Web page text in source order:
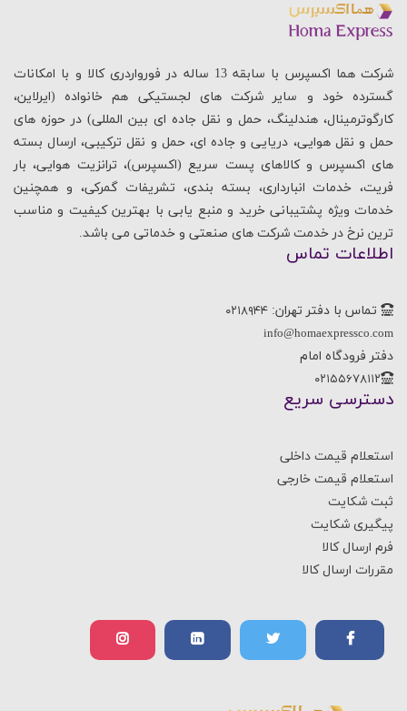
شرکت هما اکسپرس با سابقه 13 ساله در فورواردری کالا و با امکانات
گسترده خود و سایر شرکت های لجستیکی هم خانواده (ایرلاین،
کارگوترمینال، هندلینگ، حمل و نقل جاده ای بین المللی) در حوزه های
حمل و نقل هوایی، دریایی و جاده ای، حمل و نقل ترکیبی، ارسال بسته
های اکسپرس و کالاهای پست سریع (اکسپرس)، ترانزیت هوایی، بار
فریت، خدمات انبارداری، بسته بندی، تشریفات گمرکی، و همچنین
خدمات ویژه پشتیبانی خرید و منبع یابی با بهترین کیفیت و مناسب
ترین نرخ در خدمت شرکت های صنعتی و خدماتی می باشد.
اطلاعات تماس
تماس با دفتر تهران: ۰۲۱۸۹۴۴
info@homaexpressco.com
دفتر فرودگاه امام
۰۲۱۵۵۶۷۸۱۱۲
دسترسی سریع
استعلام قیمت داخلی
استعلام قیمت خارجی
ثبت شکایت
پیگیری شکایت
فرم ارسال کالا
مقررات ارسال کالا